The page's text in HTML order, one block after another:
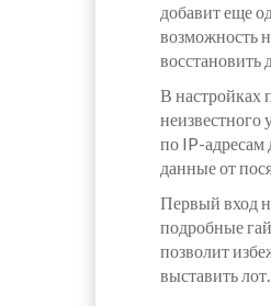
добавит еще
возможность
восстановить
В настройках
неизвестного
по IP-адресам
данные от
Первый вход
подробные
позволит
выставить